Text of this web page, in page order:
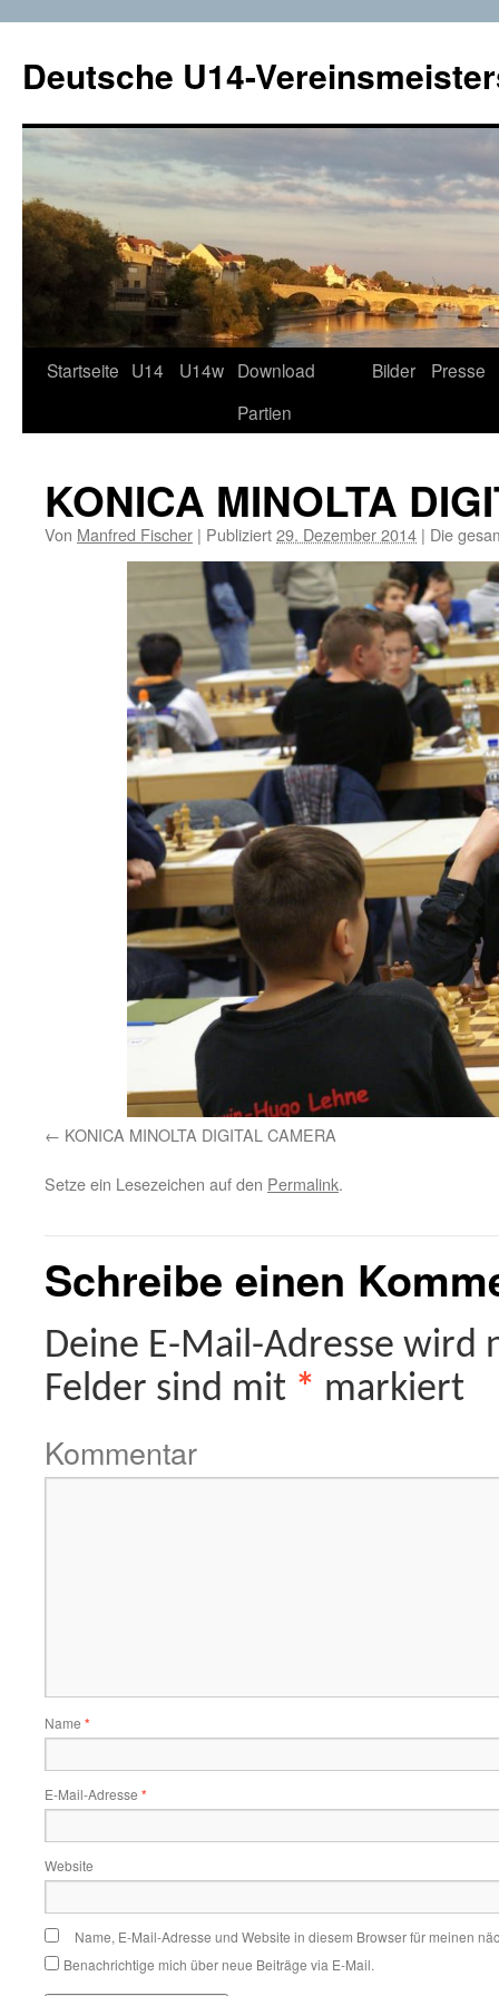
Deutsche U14-
Zum
Startseite U14 U14w Download
Partien
Bilder Presse
KONICA MINOLTA
Von Manfred Fischer | Publiziert29. Dezember 2014 | Die
KONICA MINOLTA DIGITAL CAMERA
Setze ein Lesezeichen auf den Permalink.
Schreibe einen
Deine E-Mail-Adresse
Felder sind mit * markiert
Kommentar
Name *
E-Mail-Adresse *
Website
Name, E-Mail-Adresse und Website in diesem Browser für meinen
Benachrichtige mich über neue Beiträge via E-Mail.